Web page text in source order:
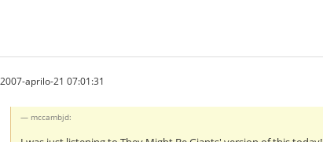
2007-aprilo-21 07:01:31
mccambjd: